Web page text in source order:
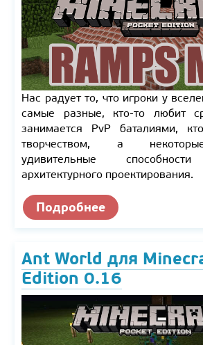
Нас радует то, что игроки у
самые разные, кто-то любит
занимается PvP баталиями,
творчеством, а
удивительные
архитектурного проектирования.
Подробнее
Ant World для
Edition 0.16